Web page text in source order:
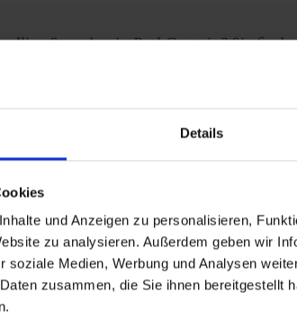
Details
und Anzeigen zu personalisieren,
zu analysieren. Außerdem geben wir
soziale Medien, Werbung und Analysen
zusammen, die Sie ihnen bereitgestellt
Stunden in Bad Gastein? Sie
Hotel Bellevue Gastein im
bei dem keine Wünsche offenbleiben.
an erlesenen Tropfen, u.a. die
aus dem Burgenland.
Hotel-Lobby verbindet,
bunten Cocktails, diversen
alles zur Getränkeauswahl, sondern
prominente Besucher und